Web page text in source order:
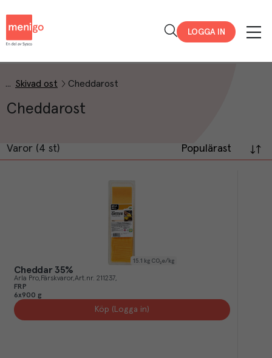
LOGGA IN
Skivad ost Cheddarost
Cheddarost
Varor (4 st) Populärast
15.1 kg CO₂e/kg
Cheddar 35%
Arla Pro Färskvaror Art.nr. 211237
FRP
6x900 g
Köp (Logga in)